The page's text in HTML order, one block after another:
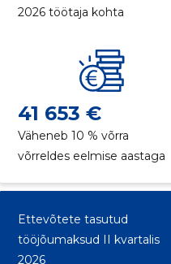
2026 töötaja kohta
41 653 €
Väheneb 10 % võrra
võrreldes eelmise aastaga
Ettevõtete tasutud
tööjõumaksud II kvartalis
2026